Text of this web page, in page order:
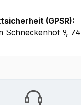
(GPSR):
Schneckenhof 9,